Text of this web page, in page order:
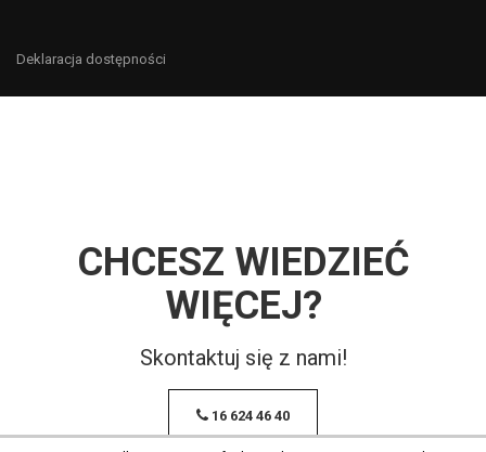
Deklaracja dostępności
CHCESZ WIEDZIEĆ
WIĘCEJ?
Skontaktuj się z nami!
16 624 46 40